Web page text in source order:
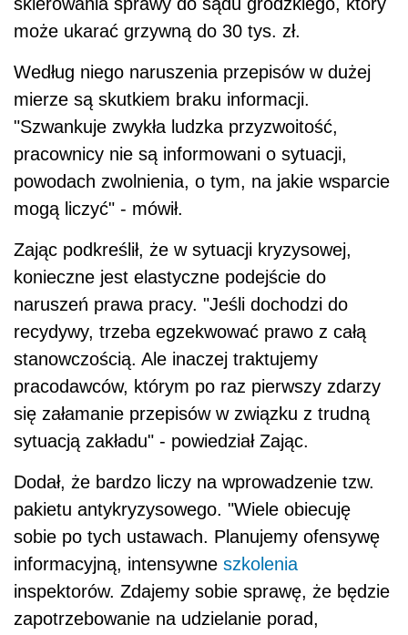
skierowania sprawy do sądu grodzkiego, który
może ukarać grzywną do 30 tys. zł.
Według niego naruszenia przepisów w dużej
mierze są skutkiem braku informacji.
"Szwankuje zwykła ludzka przyzwoitość,
pracownicy nie są informowani o sytuacji,
powodach zwolnienia, o tym, na jakie wsparcie
mogą liczyć" - mówił.
Zając podkreślił, że w sytuacji kryzysowej,
konieczne jest elastyczne podejście do
naruszeń prawa pracy. "Jeśli dochodzi do
recydywy, trzeba egzekwować prawo z całą
stanowczością. Ale inaczej traktujemy
pracodawców, którym po raz pierwszy zdarzy
się załamanie przepisów w związku z trudną
sytuacją zakładu" - powiedział Zając.
Dodał, że bardzo liczy na wprowadzenie tzw.
pakietu antykryzysowego. "Wiele obiecuję
sobie po tych ustawach. Planujemy ofensywę
informacyjną, intensywne szkolenia
inspektorów. Zdajemy sobie sprawę, że będzie
zapotrzebowanie na udzielanie porad,